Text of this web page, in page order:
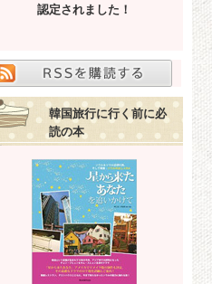
認定されました！
韓国旅行に行く前に必
読の本